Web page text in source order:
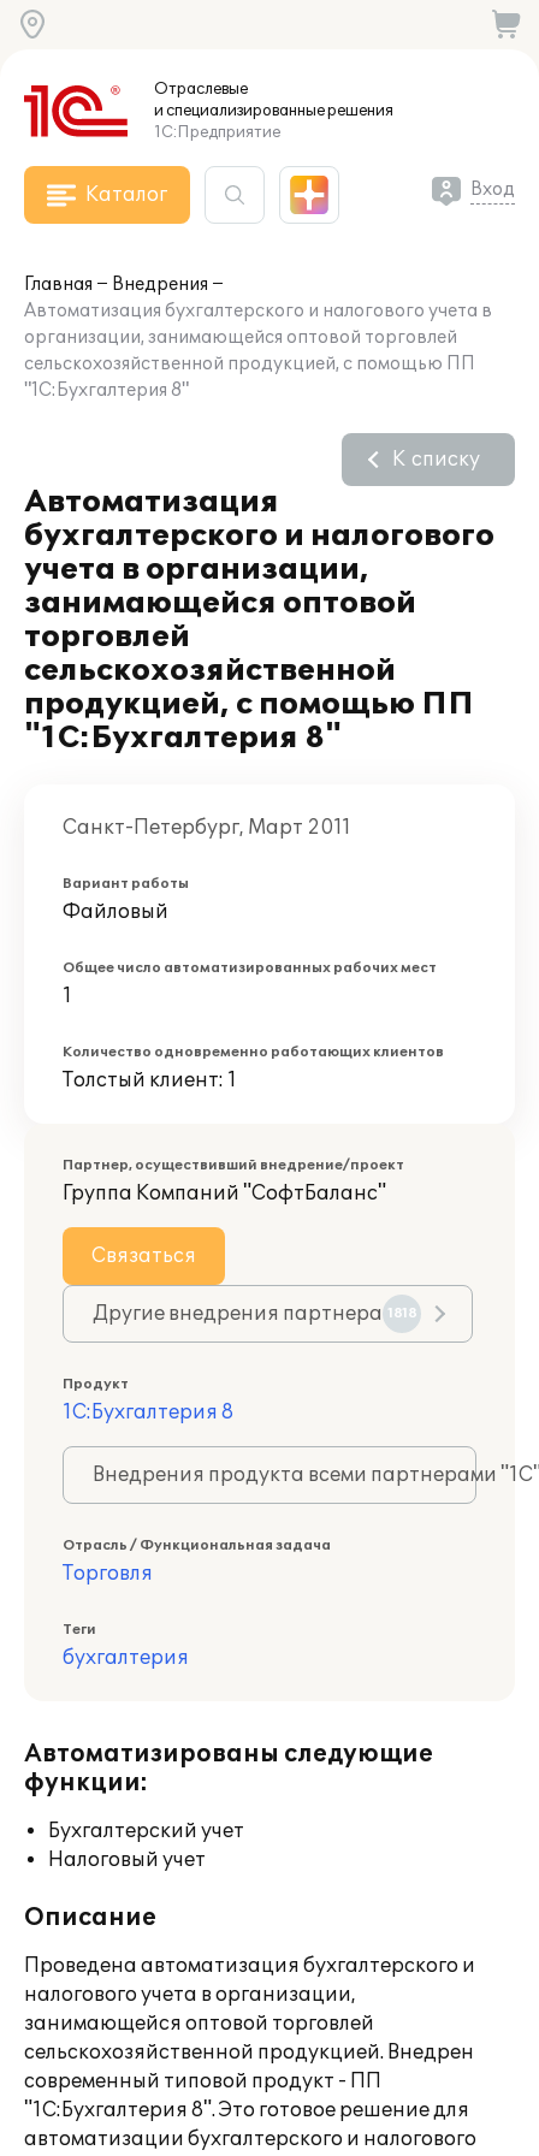
Отраслевые
и специализированныерешения
1С:Предприятие
Каталог Вход
Главная
Внедрения
Автоматизация бухгалтерского и налогового учета в
организации, занимающейся оптовой торговлей
сельскохозяйственной продукцией, с помощью ПП
"1С:Бухгалтерия 8"
Автоматизация
бухгалтерского и налогового
учета в организации,
занимающейся оптовой
торговлей
сельскохозяйственной
продукцией, с помощью ПП
"1С:Бухгалтерия 8"
К списку
Санкт-Петербург, Март 2011
Вариант работы
Файловый
Общее число автоматизированных рабочих мест
1
Количество одновременно работающих клиентов
Толстый клиент: 1
Партнер, осуществивший внедрение/проект
Группа Компаний "СофтБаланс"
Связаться
Другие внедрения партнера 1818
Продукт
1С:Бухгалтерия 8
Внедрения продукта всеми партнерами
Отрасль / Функциональная задача
Торговля
Теги
бухгалтерия
Автоматизированы следующие
функции:
Бухгалтерский учет
Налоговый учет
Описание
Проведена автоматизация бухгалтерского и
налогового учета в организации,
занимающейся оптовой торговлей
сельскохозяйственной продукцией. Внедрен
современный типовой продукт - ПП
"1С:Бухгалтерия 8". Это готовое решение для
автоматизации бухгалтерского и налогового